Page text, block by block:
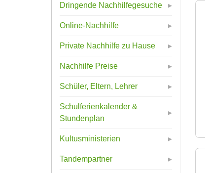
Dringende Nachhilfegesuche
Online-Nachhilfe
Private Nachhilfe zu Hause
Nachhilfe Preise
Schüler, Eltern, Lehrer
Schulferienkalender &
Stundenplan
Kultusministerien
Tandempartner